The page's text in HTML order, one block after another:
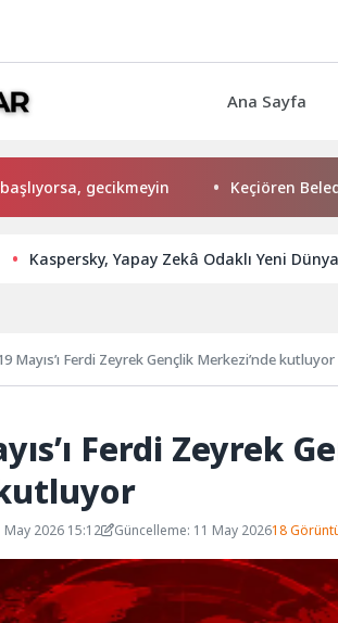
Ana Sayfa
gecikmeyin Keçiören
Kaspersky, Yapay Zekâ Odaklı Yeni
Mayıs’ı Ferdi Zeyrek Gençlik Merkezi’nde kutluyor
Ferdi Zeyrek
May 2026 15:12 Güncelleme: 11 May 202618